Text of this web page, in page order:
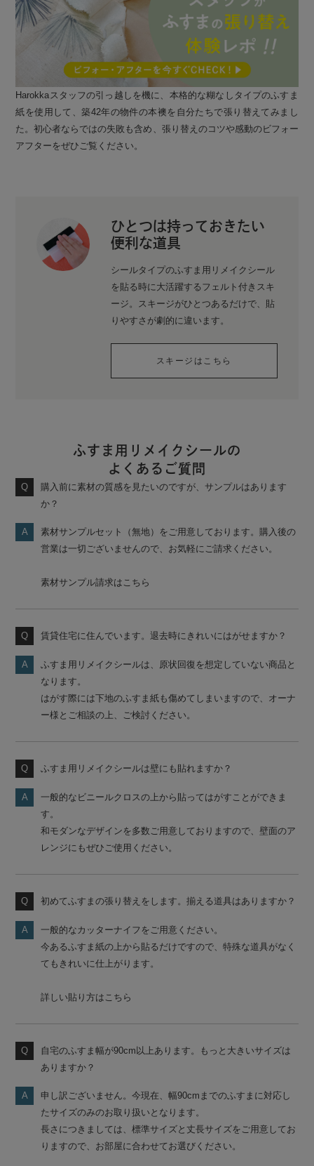
Harokkaスタッフの引っ越しを機に、本格的な糊なしタイプのふすま
紙を使用して、築42年の物件の本襖を自分たちで張り替えてみまし
た。初心者ならではの失敗も含め、張り替えのコツや感動のビフォー
アフターをぜひご覧ください。
ひとつは持っておきたい
便利な道具
シールタイプのふすま用リメイクシール
を貼る時に大活躍するフェルト付きスキ
ージ。スキージがひとつあるだけで、貼
りやすさが劇的に違います。
スキージはこちら
ふすま用リメイクシールの
よくあるご質問
購入前に素材の質感を見たいのですが、サンプルはあります
か？
素材サンプルセット（無地）をご用意しております。購入後の
営業は一切ございませんので、お気軽にご請求ください。
素材サンプル請求はこちら
賃貸住宅に住んでいます。退去時にきれいにはがせますか？
ふすま用リメイクシールは、原状回復を想定していない商品と
なります。
はがす際には下地のふすま紙も傷めてしまいますので、オーナ
ー様とご相談の上、ご検討ください。
ふすま用リメイクシールは壁にも貼れますか？
一般的なビニールクロスの上から貼ってはがすことができま
す。
和モダンなデザインを多数ご用意しておりますので、壁面のア
レンジにもぜひご使用ください。
初めてふすまの張り替えをします。揃える道具はありますか？
一般的なカッターナイフをご用意ください。
今あるふすま紙の上から貼るだけですので、特殊な道具がなく
てもきれいに仕上がります。
詳しい貼り方はこちら
自宅のふすま幅が90cm以上あります。もっと大きいサイズは
ありますか？
申し訳ございません。今現在、幅90cmまでのふすまに対応し
たサイズのみのお取り扱いとなります。
長さにつきましては、標準サイズと丈長サイズをご用意してお
りますので、お部屋に合わせてお選びください。